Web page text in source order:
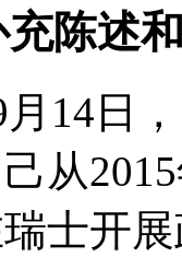
陈述
月14日
从
士开